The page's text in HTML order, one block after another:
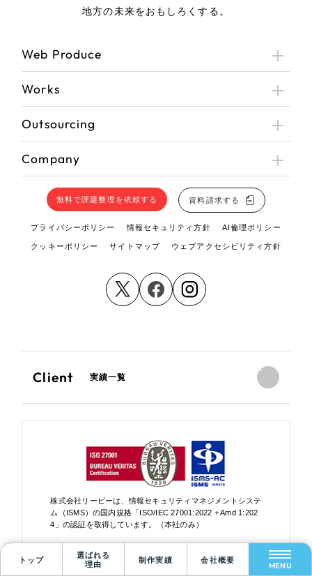
トップ
選ばれる
理由
制作実績 会社概要
MENU
地方の未来をおもしろくする。
Web Produce
Works
Outsourcing
Company
無料で課題整理を依頼する 資料請求する
プライバシーポリシー 情報セキュリティ方針 AI倫理ポリシー
クッキーポリシー サイトマップ ウェブアクセシビリティ方針
Client 実績一覧
株式会社リーピーは、情報セキュリティマネジメントシステ
ム（ISMS）の国内規格「ISO/IEC 27001:2022 + Amd 1:202
4」の認証を取得しています。（本社のみ）